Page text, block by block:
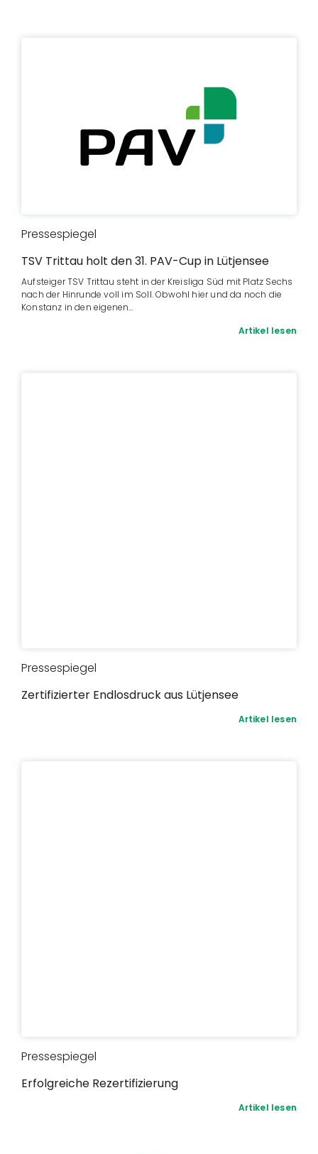
Pressespiegel
TSV Trittau holt den 31. PAV-Cup in Lütjensee
Aufsteiger TSV Trittau steht in der Kreisliga Süd mit Platz Sechs
nach der Hinrunde voll im Soll. Obwohl hier und da noch die
Konstanz in den eigenen…
Artikel lesen
Pressespiegel
Zertifizierter Endlosdruck aus Lütjensee
Artikel lesen
Pressespiegel
Erfolgreiche Rezertifizierung
Artikel lesen